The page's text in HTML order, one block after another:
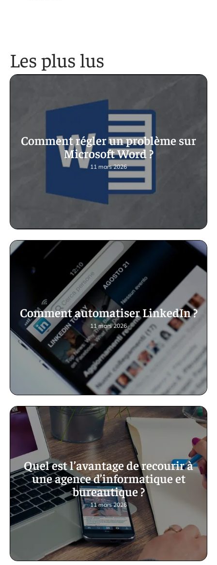
Les plus lus
Comment régler un problème sur
Microsoft Word ?
11 mars 2026
Comment automatiser LinkedIn ?
11 mars 2026
Quel est l’avantage de recourir à
une agence d’informatique et
bureautique ?
11 mars 2026